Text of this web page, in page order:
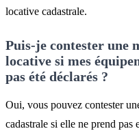
locative cadastrale.
Puis-je contester une
locative si mes
pas été déclarés ?
Oui, vous pouvez contester
cadastrale si elle ne prend pas